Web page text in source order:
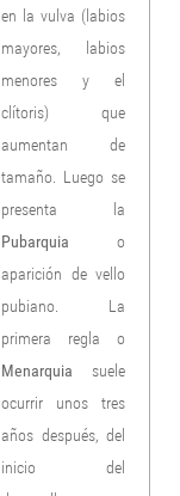
en la vulva (labios
mayores, labios
menores y el
clítoris) que
aumentan de
tamaño. Luego se
presenta la
Pubarquia o
aparición de vello
pubiano. La
primera regla o
Menarquia suele
ocurrir unos tres
años después, del
inicio del